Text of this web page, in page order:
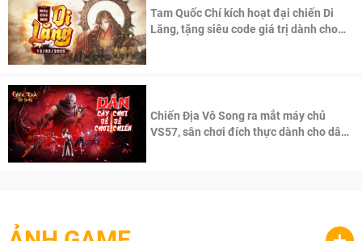
Tam Quốc Chí kích hoạt đại chiến Di
Lăng, tặng siêu code giá trị dành cho
Chiến Địa Vô Song ra mắt máy chủ
VS57, sân chơi đích thực dành cho dân